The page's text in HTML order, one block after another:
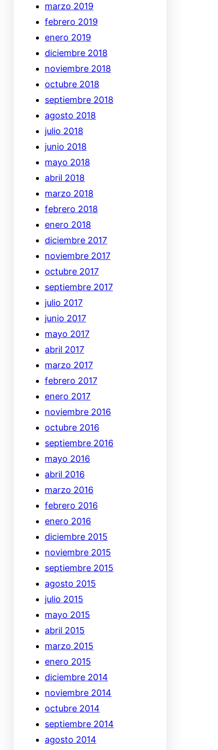
marzo 2019
febrero 2019
enero 2019
diciembre 2018
noviembre 2018
octubre 2018
septiembre 2018
agosto 2018
julio 2018
junio 2018
mayo 2018
abril 2018
marzo 2018
febrero 2018
enero 2018
diciembre 2017
noviembre 2017
octubre 2017
septiembre 2017
julio 2017
junio 2017
mayo 2017
abril 2017
marzo 2017
febrero 2017
enero 2017
noviembre 2016
octubre 2016
septiembre 2016
mayo 2016
abril 2016
marzo 2016
febrero 2016
enero 2016
diciembre 2015
noviembre 2015
septiembre 2015
agosto 2015
julio 2015
mayo 2015
abril 2015
marzo 2015
enero 2015
diciembre 2014
noviembre 2014
octubre 2014
septiembre 2014
agosto 2014